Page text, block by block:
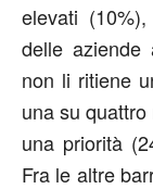
elevati
delle
non li ritiene
una su
una priorità
Fra le altre